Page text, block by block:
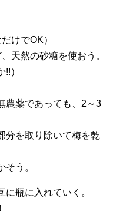
けでOK）
天然の砂糖を使おう。
）
農薬であっても、2～3
分を取り除いて梅を乾
う。
瓶に入れていく。